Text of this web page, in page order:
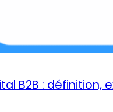
B2B :